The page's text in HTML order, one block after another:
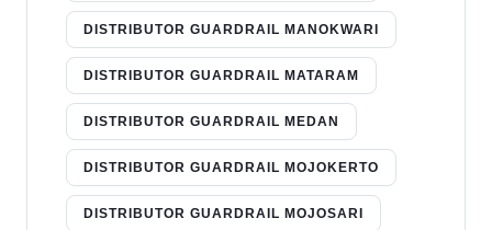
DISTRIBUTOR GUARDRAIL MANOKWARI
DISTRIBUTOR GUARDRAIL MATARAM
DISTRIBUTOR GUARDRAIL MEDAN
DISTRIBUTOR GUARDRAIL MOJOKERTO
DISTRIBUTOR GUARDRAIL MOJOSARI